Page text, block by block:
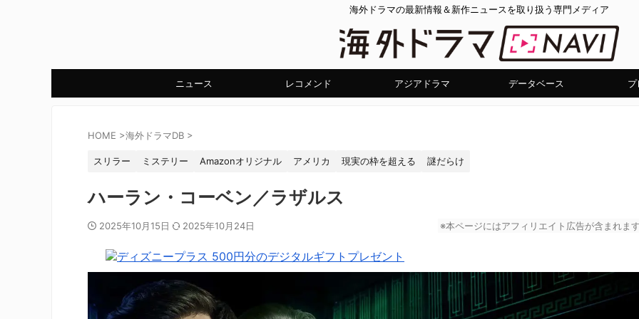
海外ドラマの最新情報＆新作ニュースを取り扱う専門メディア
ニュース レコメンド アジアドラマ データベース
HOME >海外ドラマDB >
スリラー ミステリー Amazonオリジナル アメリカ 現実の枠を超える 謎だらけ
ハーラン・コーベン／ラザルス
2025年10月15日 2025年10月24日 ※本ページにはアフィリエイト広告が含まれま